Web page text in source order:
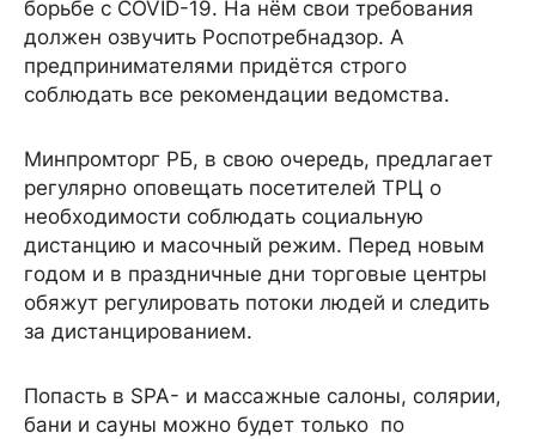
борьбе с COVID-19. На нём свои требования
должен озвучить Роспотребнадзор. А
предпринимателями придётся строго
соблюдать все рекомендации ведомства.
Минпромторг РБ, в свою очередь, предлагает
регулярно оповещать посетителей ТРЦ о
необходимости соблюдать социальную
дистанцию и масочный режим. Перед новым
годом и в праздничные дни торговые центры
обяжут регулировать потоки людей и следить
за дистанцированием.
Попасть в SPA- и массажные салоны, солярии,
бани и сауны можно будет только по